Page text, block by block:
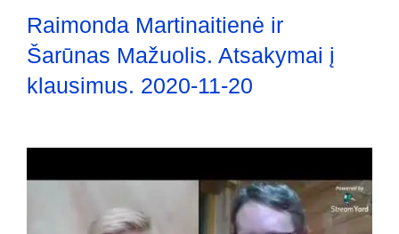
Raimonda Martinaitienė ir
Šarūnas Mažuolis. Atsakymai į
klausimus. 2020-11-20